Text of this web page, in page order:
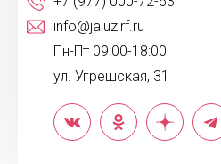
info@jaluzirf.ru
Пн-Пт 09:00-18:00
ул. Угрешская, 31